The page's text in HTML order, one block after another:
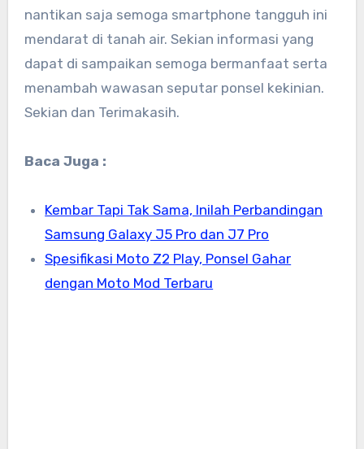
nantikan saja semoga smartphone tangguh ini
mendarat di tanah air. Sekian informasi yang
dapat di sampaikan semoga bermanfaat serta
menambah wawasan seputar ponsel kekinian.
Sekian dan Terimakasih.
Baca Juga :
Kembar Tapi Tak Sama, Inilah Perbandingan
Samsung Galaxy J5 Pro dan J7 Pro
Spesifikasi Moto Z2 Play, Ponsel Gahar
dengan Moto Mod Terbaru